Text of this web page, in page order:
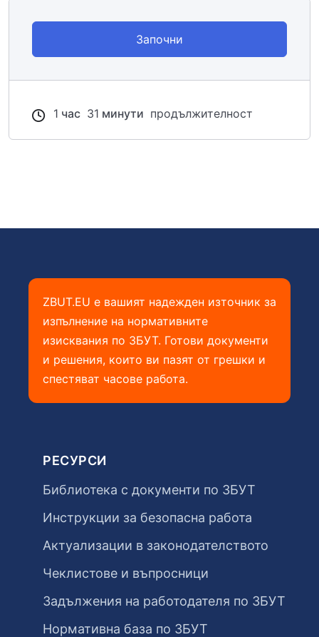
Започни
1 час 31 минути продължителност
ZBUT.EU е вашият надежден източник за
изпълнение на нормативните
изисквания по ЗБУТ. Готови документи
и решения, които ви пазят от грешки и
спестяват часове работа.
РЕСУРСИ
Библиотека с документи по ЗБУТ
Инструкции за безопасна работа
Актуализации в законодателството
Чеклистове и въпросници
Задължения на работодателя по ЗБУТ
Нормативна база по ЗБУТ